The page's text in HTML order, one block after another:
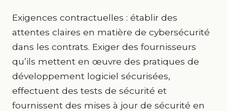
Exigences contractuelles : établir des
attentes claires en matière de cybersécurité
dans les contrats. Exiger des fournisseurs
qu’ils mettent en œuvre des pratiques de
développement logiciel sécurisées,
effectuent des tests de sécurité et
fournissent des mises à jour de sécurité en